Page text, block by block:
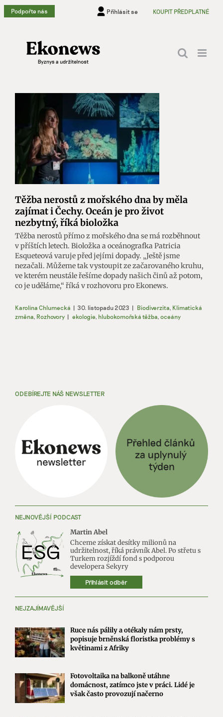
Přeskočit
na
Podpořte nás Přihlásit se KOUPIT PŘEDPLATNÉ
Těžba nerostů z mořského dna by měla
zajímat i Čechy. Oceán je pro život
nezbytný, říká bioložka
Těžba nerostů přímo z mořského dna se má rozběhnout
v příštích letech. Bioložka a oceánografka Patricia
Esqueteová varuje před jejími dopady. „Ještě jsme
nezačali. Můžeme tak vystoupit ze začarovaného kruhu,
ve kterém neustále řešíme dopady našich činů až potom,
co je uděláme,“ říká v rozhovoru pro Ekonews.
Karolína Chlumecká | 30. listopadu 2023 | Biodiverzita, Klimatická
změna, Rozhovory | ekologie, hlubokomořská těžba, oceány
ODEBÍREJTE NÁŠ NEWSLETTER
NEJNOVĚJŠÍ PODCAST
Martin Abel
Chceme získat desítky milionů na
udržitelnost, říká právník Abel. Po střetu s
Turkem rozjíždí fond s podporou
developera Sekyry
Přihlásit odběr
NEJZAJÍMAVĚJŠÍ
Ruce nás pálily a otékaly nám prsty,
popisuje brněnská floristka problémy s
květinami z Afriky
Fotovoltaika na balkoně utáhne
domácnost, zatímco jste v práci. Lidé je
však často provozují načerno